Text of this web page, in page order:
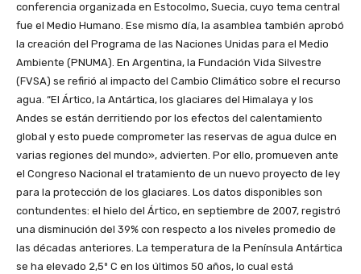
conferencia organizada en Estocolmo, Suecia, cuyo tema central
fue el Medio Humano. Ese mismo día, la asamblea también aprobó
la creación del Programa de las Naciones Unidas para el Medio
Ambiente (PNUMA). En Argentina, la Fundación Vida Silvestre
(FVSA) se refirió al impacto del Cambio Climático sobre el recurso
agua. “El Ártico, la Antártica, los glaciares del Himalaya y los
Andes se están derritiendo por los efectos del calentamiento
global y esto puede comprometer las reservas de agua dulce en
varias regiones del mundo», advierten. Por ello, promueven ante
el Congreso Nacional el tratamiento de un nuevo proyecto de ley
para la protección de los glaciares. Los datos disponibles son
contundentes: el hielo del Ártico, en septiembre de 2007, registró
una disminución del 39% con respecto a los niveles promedio de
las décadas anteriores. La temperatura de la Península Antártica
se ha elevado 2,5º C en los últimos 50 años, lo cual está